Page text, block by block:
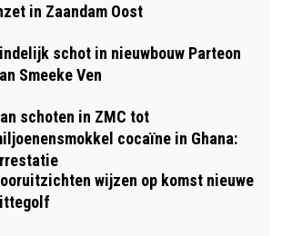
in Zaandam Oost
schot in nieuwbouw Parteon
Smeeke Ven
schoten in ZMC tot
cocaïne in Ghana:
wijzen op komst nieuwe